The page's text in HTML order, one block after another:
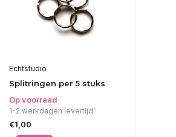
Echtstudio
Splitringen per 5 stuks
Op voorraad
1-2 werkdagen levertijd
€1,00